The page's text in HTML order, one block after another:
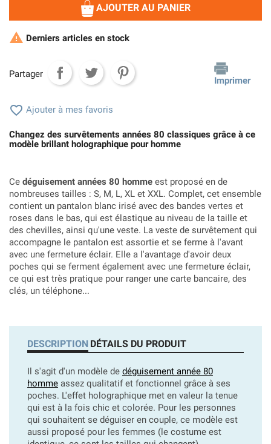
AJOUTER AU PANIER
 Derniers articles en stock
Partager
Imprimer
 Ajouter à mes favoris
Changez des survêtements années 80 classiques grâce à ce
modèle brillant holographique pour homme
Ce déguisement années 80 homme est proposé en de
nombreuses tailles : S, M, L, XL et XXL. Complet, cet ensemble
contient un pantalon blanc irisé avec des bandes vertes et
roses dans le bas, qui est élastique au niveau de la taille et
des chevilles, ainsi qu'une veste. La veste de survêtement qui
accompagne le pantalon est assortie et se ferme à l'avant
avec une fermeture éclair. Elle a l'avantage d'avoir deux
poches qui se ferment également avec une fermeture éclair,
ce qui est très pratique pour ranger une carte bancaire, des
clés, un téléphone...
DESCRIPTION DÉTAILS DU PRODUIT
Il s'agit d'un modèle de déguisement année 80
homme assez qualitatif et fonctionnel grâce à ses
poches. L'effet holographique met en valeur la tenue
qui est à la fois chic et colorée. Pour les personnes
qui souhaitent se déguiser en couple, ce modèle est
aussi proposé pour les femmes (le costume est